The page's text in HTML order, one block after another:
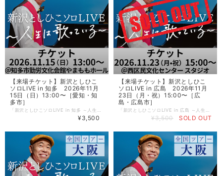
【来場チケット】新沢としひこ
ソロLIVE in 知多 2026年11月
15日（日）13:00〜［愛知・知
多市］
¥3,500
【来場チケット】新沢としひこ
ソロLIVE in 広島 2026年11月
23日（月・祝）15:00〜［広
島・広島市］
¥3,500 SOLD OUT